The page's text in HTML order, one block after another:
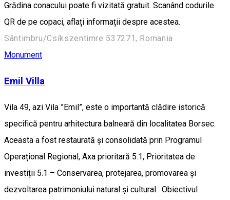
Grădina conacului poate fi vizitată gratuit. Scanând codurile
QR de pe copaci, aflați informații despre acestea.
Sântimbru/Csíkszentimre 537271, Romania
Monument
Emil Villa
Vila 49, azi Vila ”Emil”, este o importantă clădire istorică
specifică pentru arhitectura balneară din localitatea Borsec.
Aceasta a fost restaurată și consolidată prin Programul
Operațional Regional, Axa prioritară 5.1, Prioritatea de
investiții 5.1 – Conservarea, protejarea, promovarea și
dezvoltarea patrimoniului natural și cultural. Obiectivul